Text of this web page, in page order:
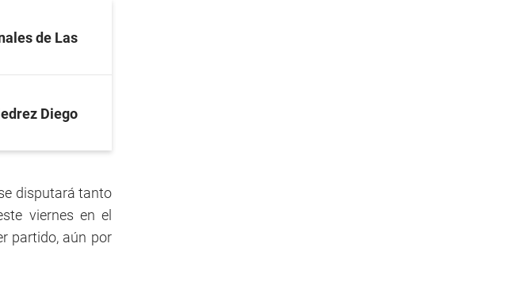
de Las
Diego
disputará tanto
viernes en el
partido, aún por